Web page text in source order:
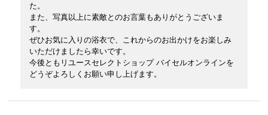
た。
また、写真以上に素敵とのお言葉もありがとうございま
す。
ぜひお気に入りの浴衣で、これからのお出かけをお楽しみ
いただけましたら幸いです。
今後ともリユースセレクトショップ バイセルオンラインを
どうぞよろしくお願い申し上げます。